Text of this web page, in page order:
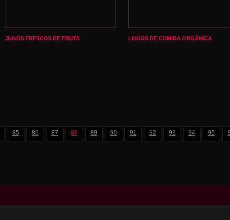
JUGOS FRESCOS DE FRUTA LOGOS DE COMIDA ORGÁNICA
85 86 87 88 89 90 91 92 93 94 95